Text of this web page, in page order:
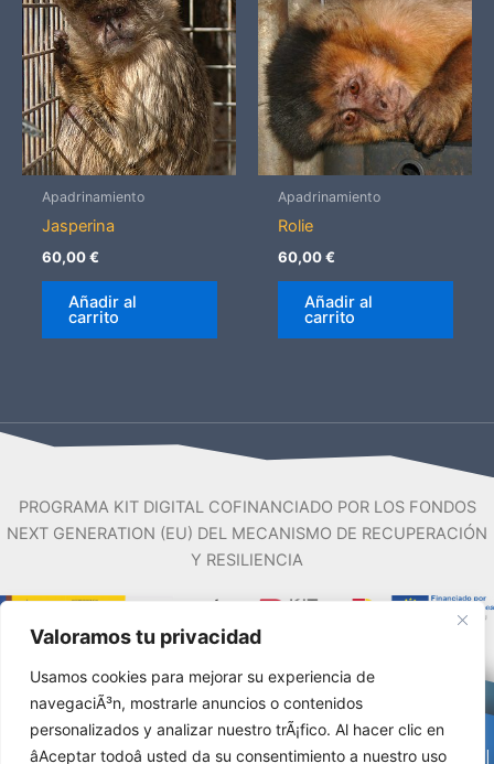
Valoramos tu privacidad
Usamos cookies para mejorar su experiencia de
navegaciÃ³n, mostrarle anuncios o contenidos
personalizados y analizar nuestro trÃ¡fico. Al hacer clic en
âAceptar todoâ usted da su consentimiento a nuestro uso
Apadrinamiento
Jasperina
60,00€
Añadir al
carrito
Apadrinamiento
Rolie
60,00€
Añadir al
carrito
PROGRAMA KIT DIGITAL COFINANCIADO POR LOS FONDOS
NEXT GENERATION (EU) DEL MECANISMO DE RECUPERACIÓN
Y RESILIENCIA